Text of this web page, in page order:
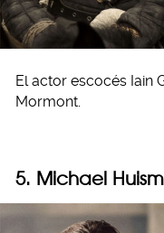
El actor escocés Iain
Mormont.
5. Michael